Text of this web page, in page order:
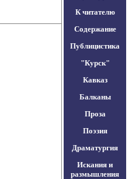
К читателю
Содержание
Публицистика
"Курск"
Кавказ
Балканы
Проза
Поэзия
Драматургия
Искания и
размышления